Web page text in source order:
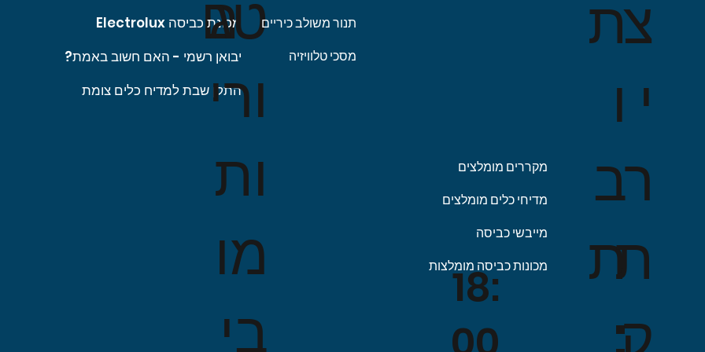
ם
מכונת כביסה Electrolux
יבואן רשמי - האם חשוב באמת?
התקן שבת למדיח כלים צומת
טג
ורי
ות
מו
בי
תנור משולב כיריים
מסכי טלוויזיה
מקררים מומלצים
מדיחי כלים מומלצים
מייבשי כביסה
מכונות כביסה מומלצות
18:
ת
ו
ב
ת
צ
י
ר
ת